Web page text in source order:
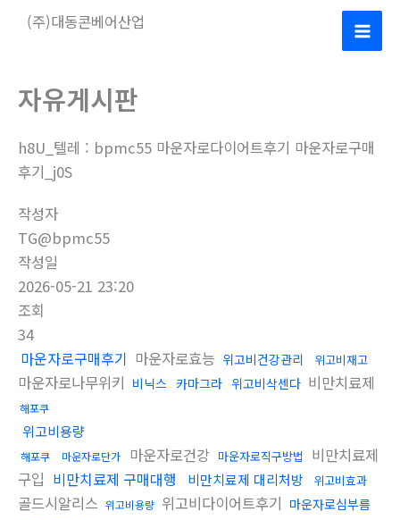
(주)대동콘베어산업
Main
자유게시판
h8U_텔레 : bpmc55 마운자로다이어트후기 마운자로구매
후기_j0S
작성자
TG@bpmc55
작성일
2026-05-21 23:20
조회
34
마운자로구매후기 마운자로효능 위고비건강관리 위고비재고
마운자로나무위키 비닉스 카마그라 위고비삭센다 비만치료제
해포쿠
위고비용량
해포쿠 마운자로단가 마운자로건강 마운자로직구방법
비만치료제
구입 비만치료제 구매대행 비만치료제 대리처방 위고비효과
골드시알리스 위고비용량 위고비다이어트후기 마운자로심부름